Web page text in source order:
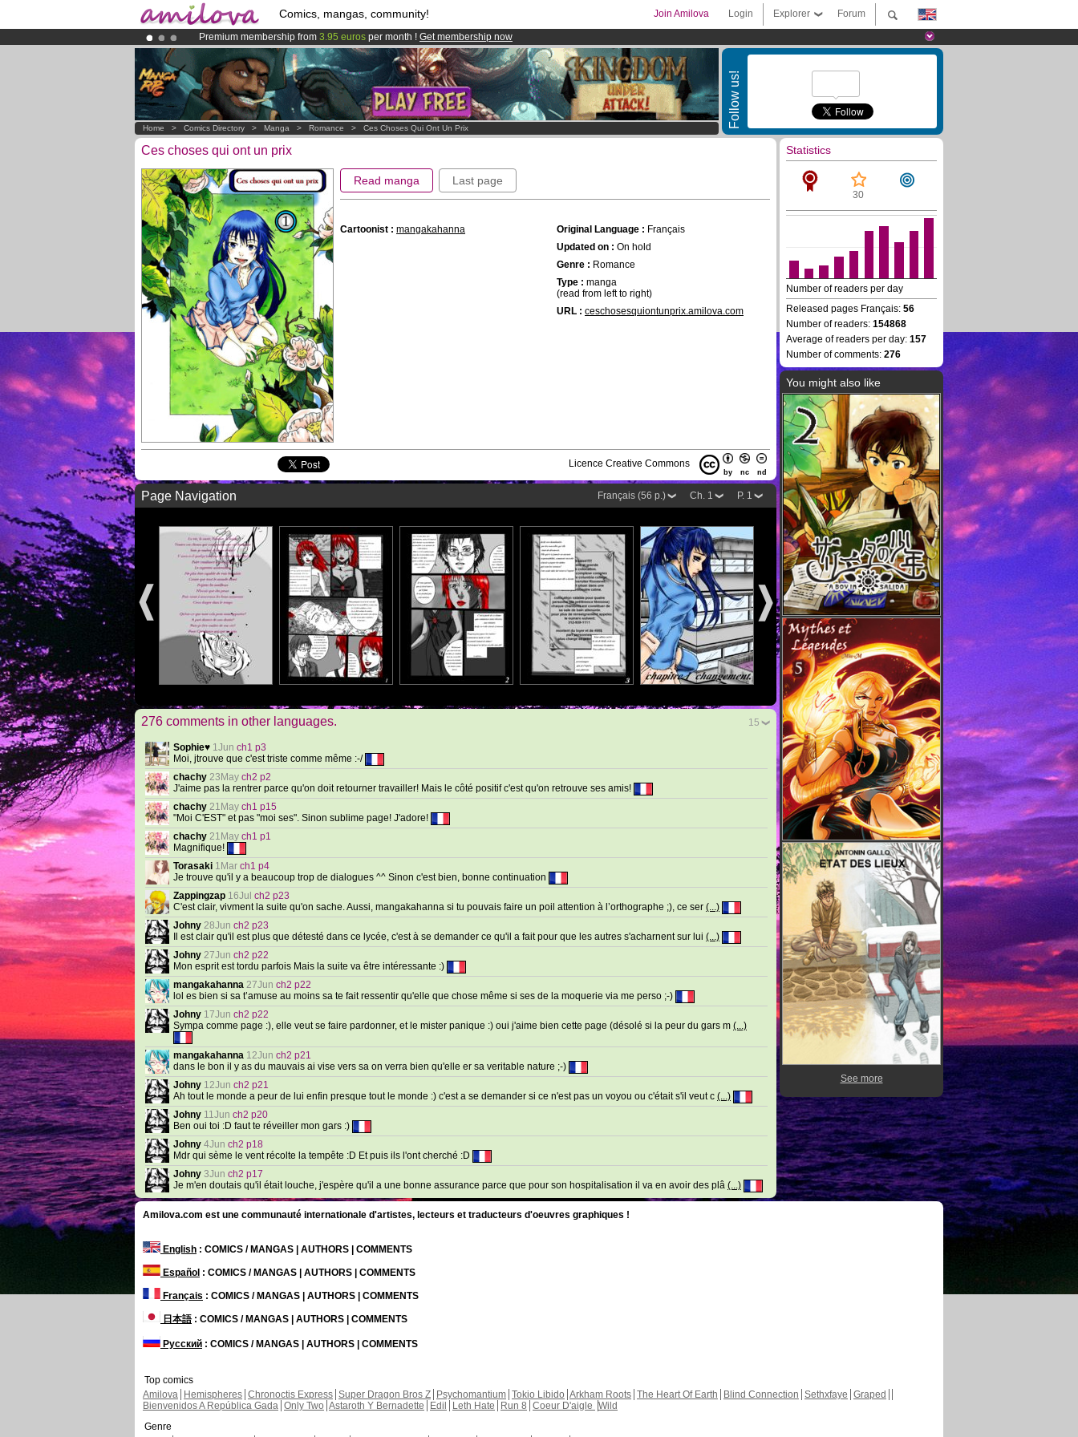
Comics, mangas, community! Forum
Explorer
Login
Join Amilova
Premium membership from 3.95 euros per month ! Get membership now
AmilovaKickstarter is now LIVE!.
Already 134393membersand 1208 comics & mangas!.
Follow us!
Home > Comics Directory > Manga > Romance > Ces Choses Qui Ont Un Prix
Ces choses qui ont un prix
Read manga Last page
Cartoonist : mangakahanna Original Language : Français
Updated on : On hold
Genre : Romance
Type : manga
(read from left to right)
URL : ceschosesquiontunprix.amilova.com
Licence Creative Commons
by nc nd
P. 1
Ch. 1
Français (56 p.)
Page Navigation
15
276 comments in other languages.
Sophie♥ 1Jun ch1 p3
Moi, jtrouve que c'est triste comme même :-/
chachy 23May ch2 p2
J'aime pas la rentrer parce qu'on doit retourner travailler! Mais le côté positif c'est qu'on retrouve ses amis!
chachy 21May ch1 p15
"Moi C'EST" et pas "moi ses". Sinon sublime page! J'adore!
chachy 21May ch1 p1
Magnifique!
Torasaki 1Mar ch1 p4
Je trouve qu'il y a beaucoup trop de dialogues ^^ Sinon c'est bien, bonne continuation
Zappingzap 16Jul ch2 p23
C'est clair, vivment la suite qu'on sache. Aussi, mangakahanna si tu pouvais faire un poil attention à l’orthographe ;), ce ser (...)
Johny 28Jun ch2 p23
Il est clair qu'il est plus que détesté dans ce lycée, c'est à se demander ce qu'il a fait pour que les autres s'acharnent sur lui (...)
Johny 27Jun ch2 p22
Mon esprit est tordu parfois Mais la suite va être intéressante :)
mangakahanna 27Jun ch2 p22
lol es bien si sa t’amuse au moins sa te fait ressentir qu'elle que chose même si ses de la moquerie via me perso ;-)
Johny 17Jun ch2 p22
Sympa comme page :), elle veut se faire pardonner, et le mister panique :) oui j'aime bien cette page (désolé si la peur du gars m (...)
mangakahanna 12Jun ch2 p21
dans le bon il y as du mauvais ai vise vers sa on verra bien qu'elle er sa veritable nature ;-)
Johny 12Jun ch2 p21
Ah tout le monde a peur de lui enfin presque tout le monde :) c'est a se demander si ce n'est pas un voyou ou c'était s'il veut c (...)
Johny 11Jun ch2 p20
Ben oui toi :D faut te réveiller mon gars :)
Johny 4Jun ch2 p18
Mdr qui sème le vent récolte la tempête :D Et puis ils l'ont cherché :D
Johny 3Jun ch2 p17
Je m'en doutais qu'il était louche, j'espère qu'il a une bonne assurance parce que pour son hospitalisation il va en avoir des plâ (...)
Statistics
30
Number of readers per day
Released pages Français: 56
Number of readers: 154868
Average of readers per day: 157
Number of comments: 276
You might also like
See more
Amilova.com est une communauté internationale d'artistes, lecteurs et traducteurs d'oeuvres graphiques !
English : COMICS / MANGAS | AUTHORS | COMMENTS
Español : COMICS / MANGAS | AUTHORS | COMMENTS
Français : COMICS / MANGAS | AUTHORS | COMMENTS
日本語: COMICS / MANGAS | AUTHORS | COMMENTS
Русский : COMICS / MANGAS | AUTHORS | COMMENTS
Top comics
Amilova
Hemispheres Chronoctis Express Super Dragon Bros Z Psychomantium Tokio Libido Arkham Roots The Heart Of Earth Blind Connection Sethxfaye Graped
Bienvenidos A República Gada Only Two Astaroth Y Bernadette Edil Leth Hate Run 8 Coeur D'aigle Wild
Genre